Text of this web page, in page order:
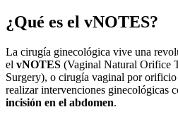
¿Qué es el vNOTES?
La cirugía ginecológica vive una
el vNOTES (Vaginal Natural Orifice
Surgery), o cirugía vaginal por
realizar intervenciones ginecológicas
incisión en el abdomen.